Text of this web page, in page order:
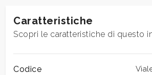
Caratteristiche
Scopri le caratteristiche di questo
Codice